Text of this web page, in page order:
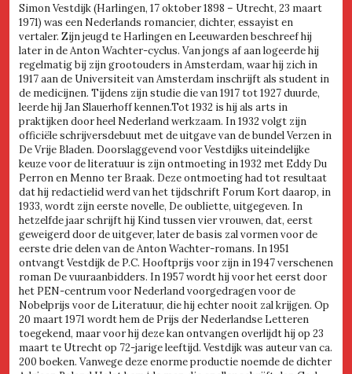
Simon Vestdijk (Harlingen, 17 oktober 1898 – Utrecht, 23 maart
1971) was een Nederlands romancier, dichter, essayist en
vertaler. Zijn jeugd te Harlingen en Leeuwarden beschreef hij
later in de Anton Wachter-cyclus. Van jongs af aan logeerde hij
regelmatig bij zijn grootouders in Amsterdam, waar hij zich in
1917 aan de Universiteit van Amsterdam inschrijft als student in
de medicijnen. Tijdens zijn studie die van 1917 tot 1927 duurde,
leerde hij Jan Slauerhoff kennen.Tot 1932 is hij als arts in
praktijken door heel Nederland werkzaam. In 1932 volgt zijn
officiële schrijversdebuut met de uitgave van de bundel Verzen in
De Vrije Bladen. Doorslaggevend voor Vestdijks uiteindelijke
keuze voor de literatuur is zijn ontmoeting in 1932 met Eddy Du
Perron en Menno ter Braak. Deze ontmoeting had tot resultaat
dat hij redactielid werd van het tijdschrift Forum Kort daarop, in
1933, wordt zijn eerste novelle, De oubliette, uitgegeven. In
hetzelfde jaar schrijft hij Kind tussen vier vrouwen, dat, eerst
geweigerd door de uitgever, later de basis zal vormen voor de
eerste drie delen van de Anton Wachter-romans. In 1951
ontvangt Vestdijk de P.C. Hooftprijs voor zijn in 1947 verschenen
roman De vuuraanbidders. In 1957 wordt hij voor het eerst door
het PEN-centrum voor Nederland voorgedragen voor de
Nobelprijs voor de Literatuur, die hij echter nooit zal krijgen. Op
20 maart 1971 wordt hem de Prijs der Nederlandse Letteren
toegekend, maar voor hij deze kan ontvangen overlijdt hij op 23
maart te Utrecht op 72-jarige leeftijd. Vestdijk was auteur van ca.
200 boeken. Vanwege deze enorme productie noemde de dichter